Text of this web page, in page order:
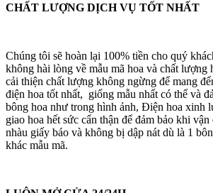
CHẤT LƯỢNG DỊCH VỤ TỐT NHẤT
Chúng tôi sẽ hoàn lại 100% tiền cho quý
không hài lòng về mẫu mã hoa và chất lượng
cải thiện chất lượng không ngừng để mang
điện hoa tốt nhất, giống mẫu nhất có thể và
bông hoa như trong hình ảnh, Điện hoa xinh
giao hoa hết sức cẩn thận để đảm bảo khi
nhàu giấy báo và không bị dập nát dù là 1
khác mẫu mã.